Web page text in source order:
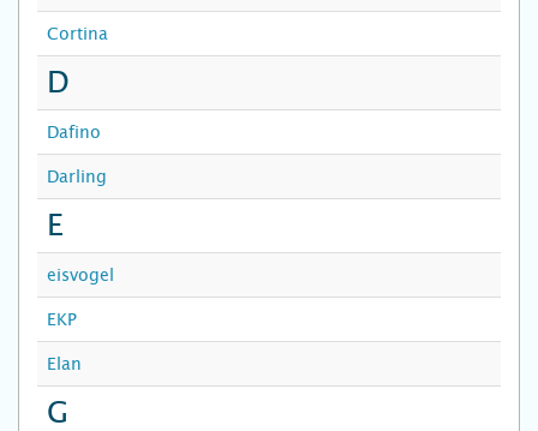
Cortina
D
Dafino
Darling
E
eisvogel
EKP
Elan
G